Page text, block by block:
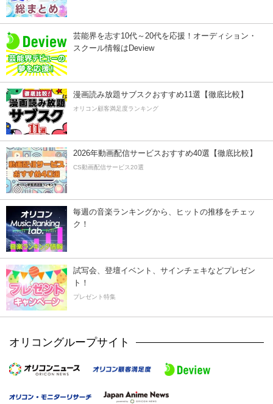
芸能界を志す10代～20代を応援！オーディション・
スクール情報はDeview
漫画読み放題サブスクおすすめ11選【徹底比較】
オリコン顧客満足度ランキング
2026年動画配信サービスおすすめ40選【徹底比較】
CS動画配信サービス20選
毎週の音楽ランキングから、ヒットの推移をチェッ
ク！
試写会、登壇イベント、サインチェキなどプレゼン
ト！
プレゼント特集
オリコングループサイト